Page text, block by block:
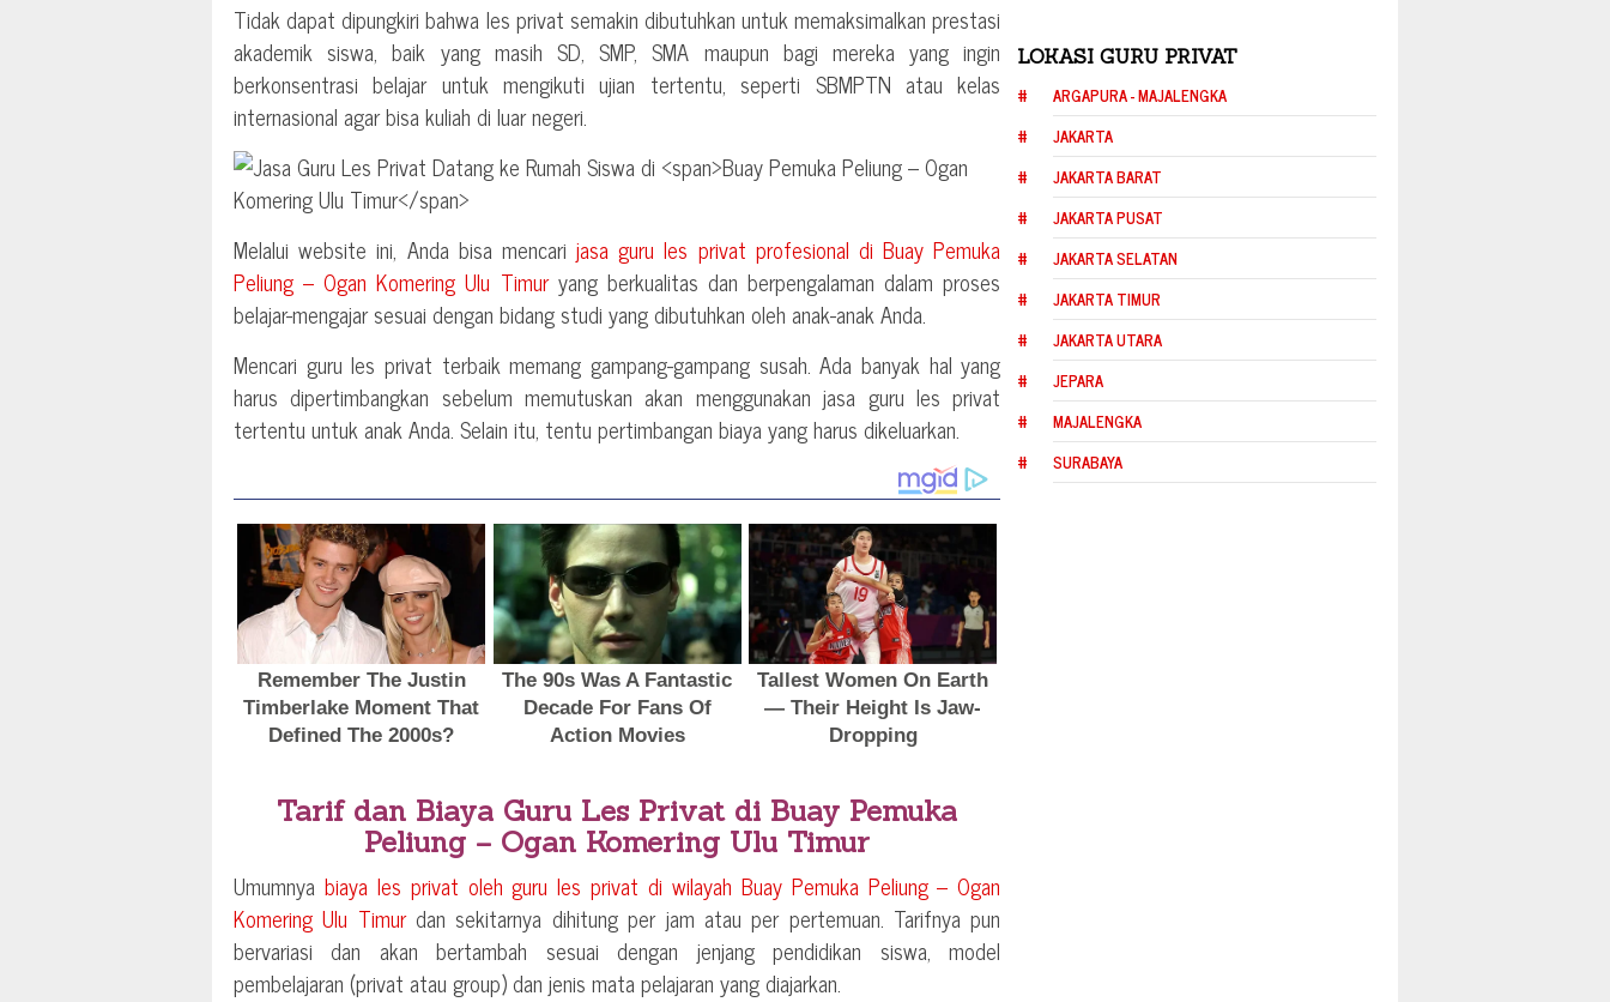
Tidak dapat dipungkiri bahwa les privat semakin dibutuhkan untuk memaksimalkan prestasi
akademik siswa, baik yang masih SD, SMP, SMA maupun bagi mereka yang ingin
berkonsentrasi belajar untuk mengikuti ujian tertentu, seperti SBMPTN atau kelas
internasional agar bisa kuliah di luar negeri.
Melalui website ini, Anda bisa mencarijasa guru les privat profesional diBuay Pemuka
Peliung – Ogan Komering Ulu Timuryang berkualitas dan berpengalaman dalam proses
belajar-mengajar sesuai dengan bidang studi yang dibutuhkan oleh anak-anak Anda.
Mencari guru les privat terbaik memang gampang-gampang susah. Ada banyak hal yang
harus dipertimbangkan sebelum memutuskan akan menggunakan jasa guru les privat
tertentu untuk anak Anda. Selain itu, tentu pertimbangan biaya yang harus dikeluarkan.
Tarif dan Biaya Guru Les Privat di Buay Pemuka
Peliung – Ogan Komering Ulu Timur
Umumnya biaya les privat oleh guru les privat di wilayah Buay Pemuka Peliung – Ogan
Komering Ulu Timurdan sekitarnya dihitung per jam atau per pertemuan. Tarifnya pun
bervariasi dan akan bertambah sesuai dengan jenjang pendidikan siswa, model
pembelajaran (privat atau group) dan jenis mata pelajaran yang diajarkan.
LOKASI GURU PRIVAT
ARGAPURA - MAJALENGKA
JAKARTA
JAKARTA BARAT
JAKARTA PUSAT
JAKARTA SELATAN
JAKARTA TIMUR
JAKARTA UTARA
JEPARA
MAJALENGKA
SURABAYA